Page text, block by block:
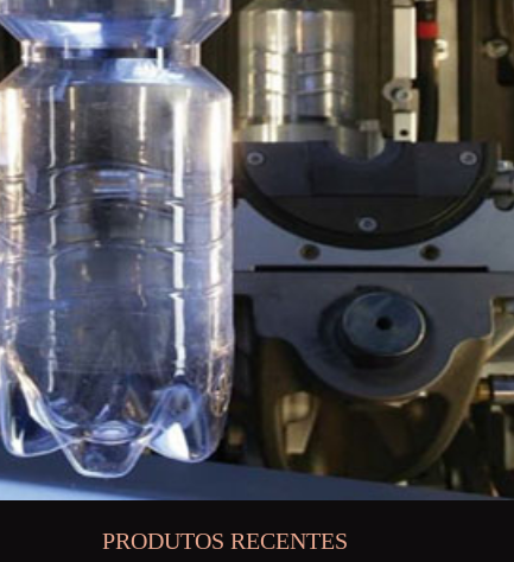
PRODUTOS RECENTES